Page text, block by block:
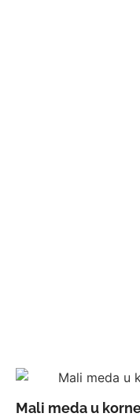
Mali meda u